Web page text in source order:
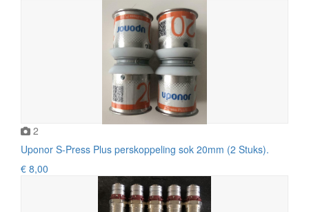
2
Uponor S-Press Plus perskoppeling sok 20mm (2 Stuks).
€ 8,00